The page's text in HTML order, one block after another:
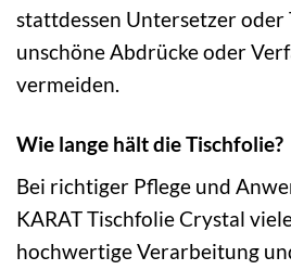
stattdessen Untersetzer oder
unschöne Abdrücke oder
vermeiden.
Wie lange hält die Tischfolie?
Bei richtiger Pflege und
KARAT Tischfolie Crystal
hochwertige Verarbeitung